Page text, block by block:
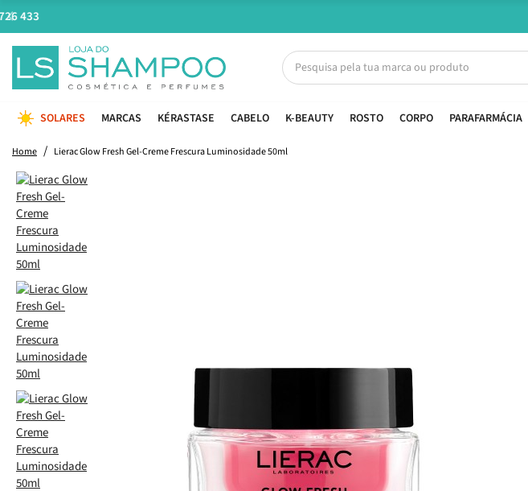
SOLARES MARCAS KÉRASTASE CABELO K-BEAUTY ROSTO CORPO PARAFARMÁCIA
Home Lierac Glow Fresh Gel-Creme Frescura Luminosidade 50ml